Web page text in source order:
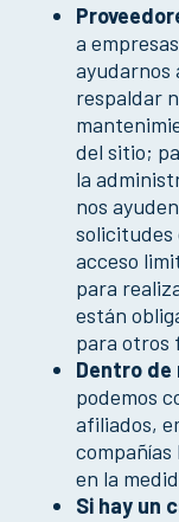
a
ayudarnos
respaldar
del sitio;
la
nos
solicitudes
acceso
para
están
para otros
Dentro
podemos
afiliados,
en la
Si hay un